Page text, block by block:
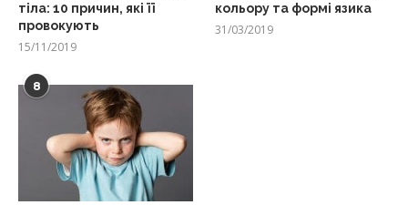
тіла: 10 причин, які її
провокують
15/11/2019
кольору та формі язика
31/03/2019
8